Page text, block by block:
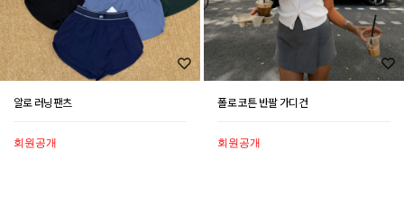
알로 러닝팬츠
회원공개
폴로 코튼 반팔 가디건
회원공개